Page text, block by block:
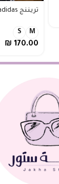
تريننج adidas اسود ⚫️ ترند🔥
M
S
₪ 170.00